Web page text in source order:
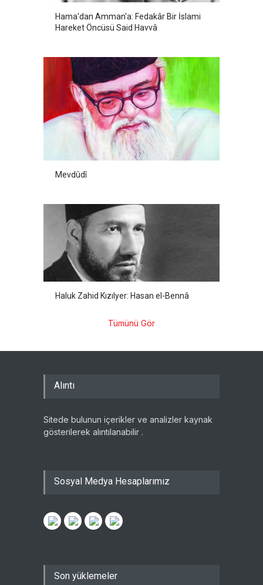
Hama'dan Amman'a: Fedakâr Bir İslami
Hareket Öncüsü Said Havvâ
Mevdûdî
Haluk Zahid Kızılyer: Hasan el-Bennâ
Tümünü Gör
Alıntı
Sitede bulunun içerikler ve analizler kaynak
gösterilerek alıntılanabilir .
Sosyal Medya Hesaplarımız
Son yüklemeler